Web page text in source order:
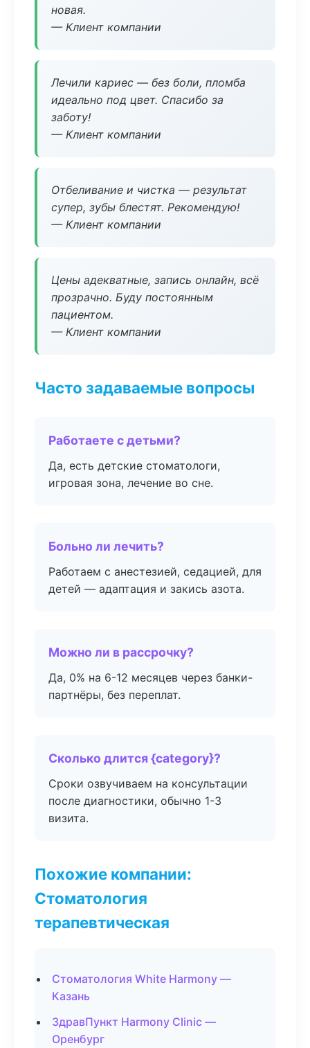
новая.
— Клиент компании
Лечили кариес — без боли, пломба
идеально под цвет. Спасибо за
заботу!
— Клиент компании
Отбеливание и чистка — результат
супер, зубы блестят. Рекомендую!
— Клиент компании
Цены адекватные, запись онлайн, всё
прозрачно. Буду постоянным
пациентом.
— Клиент компании
Часто задаваемые вопросы
Работаете с детьми?
Да, есть детские стоматологи,
игровая зона, лечение во сне.
Больно ли лечить?
Работаем с анестезией, седацией, для
детей — адаптация и закись азота.
Можно ли в рассрочку?
Да, 0% на 6-12 месяцев через банки-
партнёры, без переплат.
Сколько длится {category}?
Сроки озвучиваем на консультации
после диагностики, обычно 1-3
визита.
Похожие компании:
Стоматология
терапевтическая
Стоматология White Harmony —
Казань
ЗдравПункт Harmony Clinic —
Оренбург